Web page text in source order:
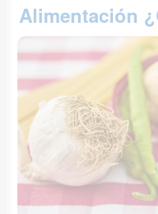
Alimentación